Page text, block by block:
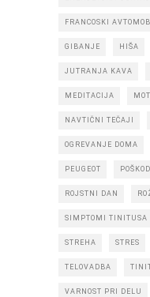
FRANCOSKI
GIBANJE HIŠA
JUTRANJA KAVA
MEDITACIJA
NAVTIČNI TEČAJI
OGREVANJE DOMA
PEUGEOT
ROJSTNI DAN
SIMPTOMI TINITUSA
STREHA STRES
TELOVADBA
VARNOST PRI DELU